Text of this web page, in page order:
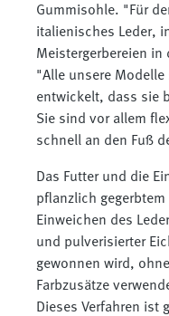
Gummisohle. "Für
italienisches Leder,
Meistergerbereien in
"Alle unsere
entwickelt, dass sie
Sie sind vor allem
schnell an den Fuß
Das Futter und die
pflanzlich
Einweichen des
und pulverisierter
gewonnen wird,
Farbzusätze
Dieses Verfahren ist